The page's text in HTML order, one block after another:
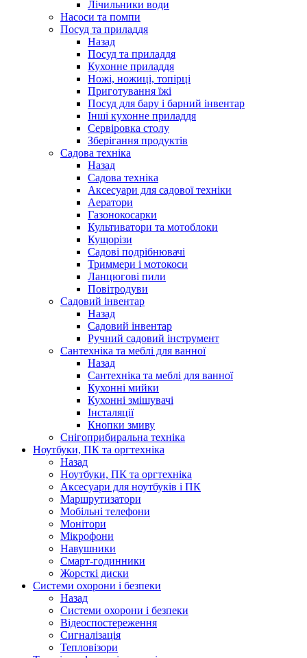
Лічильники води
Насоси та помпи
Посуд та приладдя
Назад
Посуд та приладдя
Кухонне приладдя
Ножі, ножиці, топірці
Приготування їжі
Посуд для бару і барний інвентар
Інші кухонне приладдя
Сервіровка столу
Зберігання продуктів
Садова техніка
Назад
Садова техніка
Аксесуари для садової техніки
Аератори
Газонокосарки
Культиватори та мотоблоки
Кущорізи
Садові подрібнювачі
Триммери і мотокоси
Ланцюгові пили
Повітродуви
Садовий інвентар
Назад
Садовий інвентар
Ручний садовий інструмент
Сантехніка та меблі для ванної
Назад
Сантехніка та меблі для ванної
Кухонні мийки
Кухонні змішувачі
Інсталяції
Кнопки змиву
Снігоприбиральна техніка
Ноутбуки, ПК та оргтехніка
Назад
Ноутбуки, ПК та оргтехніка
Аксесуари для ноутбуків і ПК
Маршрутизатори
Мобільні телефони
Монітори
Мікрофони
Навушники
Смарт-годинники
Жорсткі диски
Системи охорони і безпеки
Назад
Системи охорони і безпеки
Відеоспостереження
Сигналізація
Тепловізори